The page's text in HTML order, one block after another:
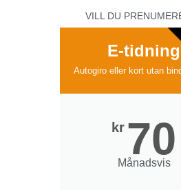
VILL DU
E-tidning
Autogiro eller kort utan
kr 70
Månadsvis